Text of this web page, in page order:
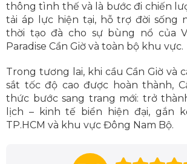
thông tình thế và là bước đi chiến
tải áp lực hiện tại, hỗ trợ đời sống
thời tạo đà cho sự bùng nổ của
Paradise Cần Giờ và toàn bộ khu vực.
Trong tương lai, khi cầu Cần Giờ và
sắt tốc độ cao được hoàn thành,
thức bước sang trang mới: trở
lịch – kinh tế biển hiện đại, gắn
TP.HCM và khu vực Đông Nam Bộ.